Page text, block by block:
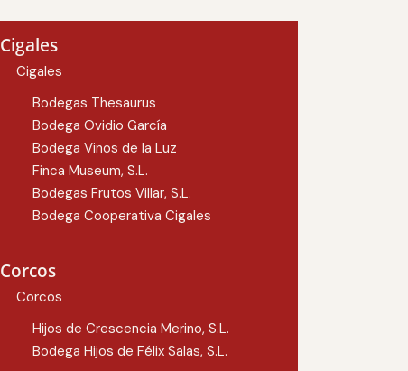
Cigales
Cigales
Bodegas Thesaurus
Bodega Ovidio García
Bodega Vinos de la Luz
Finca Museum, S.L.
Bodegas Frutos Villar, S.L.
Bodega Cooperativa Cigales
Corcos
Corcos
Hijos de Crescencia Merino, S.L.
Bodega Hijos de Félix Salas, S.L.